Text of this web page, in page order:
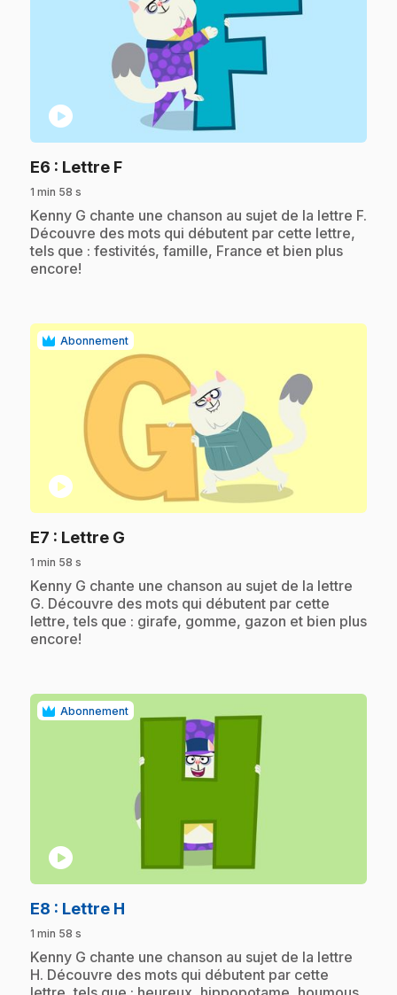
play_circle
E6 : Lettre F.
1 min 58 s
.Kenny G chante une chanson au sujet de la lettre F.
Découvre des mots qui débutent par cette lettre,
tels que : festivités, famille, France et bien plus
encore!
Abonnement
play_circle
E7 : Lettre G
1 min 58 s
.Kenny G chante une chanson au sujet de la lettre
G. Découvre des mots qui débutent par cette
lettre, tels que : girafe, gomme, gazon et bien plus
encore!
Abonnement
play_circle
E8 : Lettre H
1 min 58 s
.Kenny G chante une chanson au sujet de la lettre
H. Découvre des mots qui débutent par cette